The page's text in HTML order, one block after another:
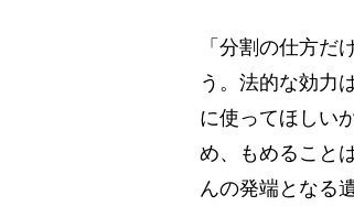
「分割の仕方だ
う。法的な効力
に使ってほしい
め、もめること
んの発端となる